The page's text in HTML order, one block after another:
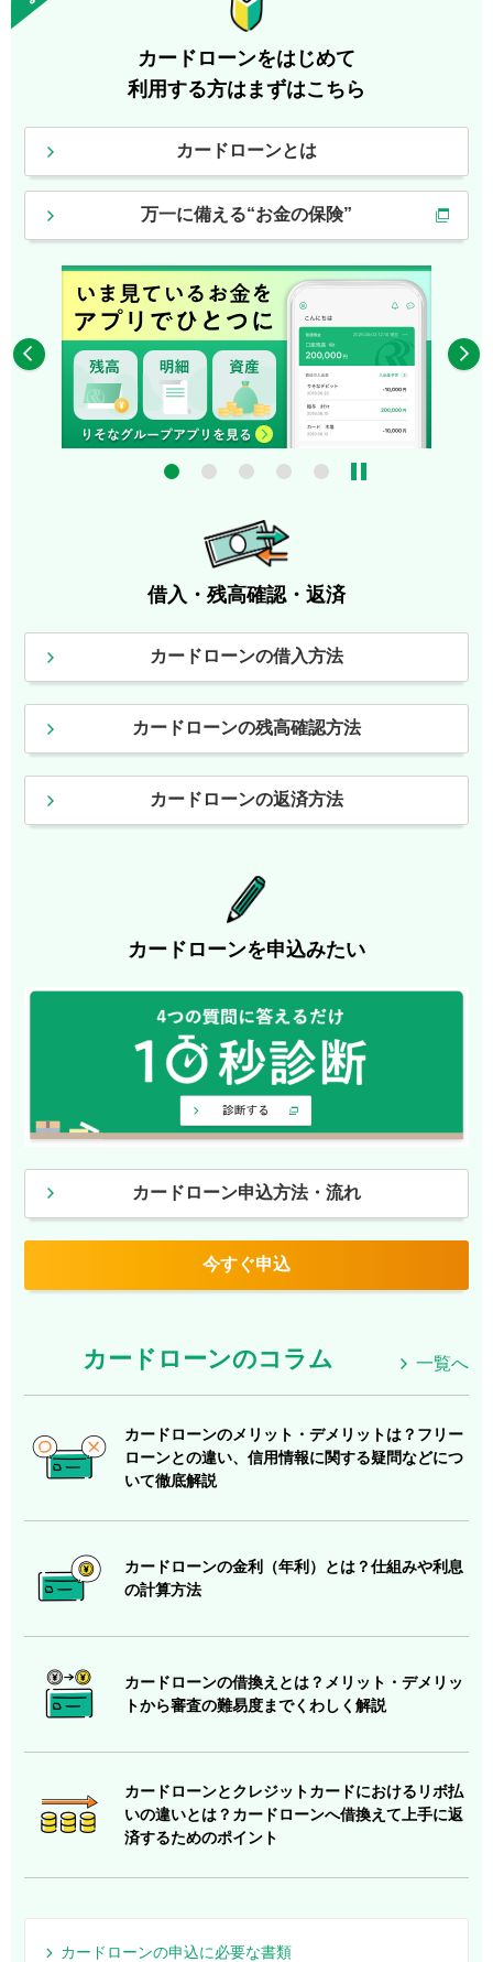
カードローンをはじめて
利用する方はまずはこちら
カードローンとは
万一に備える“お金の保険”
借入・残高確認・返済
カードローンの借入方法
カードローンの残高確認方法
カードローンの返済方法
カードローンを申込みたい
カードローン申込方法・流れ
今すぐ申込
カードローンのコラム 一覧へ
カードローンのメリット・デメリットは？フリー
ローンとの違い、信用情報に関する疑問などにつ
いて徹底解説
カードローンの金利（年利）とは？仕組みや利息
の計算方法
カードローンの借換えとは？メリット・デメリッ
トから審査の難易度までくわしく解説
カードローンとクレジットカードにおけるリボ払
いの違いとは？カードローンへ借換えて上手に返
済するためのポイント
カードローンの申込に必要な書類